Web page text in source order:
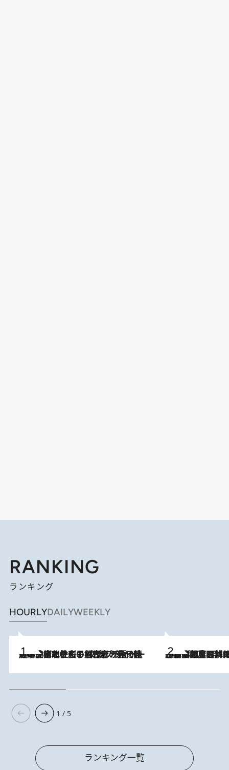
RANKING
ランキング
HOURLYDAILYWEEKLY
2026.8.3
《「文士の子ども被害者の会」発足！》阿川佐和子（72）が語る遠藤周作に北杜夫、劇作家・矢代静一の子どもたちの“文豪プライベート事件簿” 2026.8.8
「最後に見られてよかった」上野動物園の東園パンダ舎が解体前に特別公開。8月16日まで延長されたパネル展と共に辿る“半世紀”のパンダ飼育《解体工事の図面あり》
1 / 5
ランキング一覧